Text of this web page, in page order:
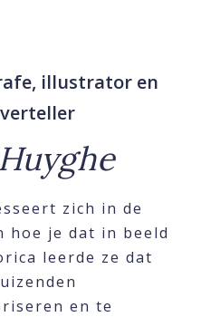
illustrator en
zich in de
hoe je dat in beeld
leerde ze dat
en te